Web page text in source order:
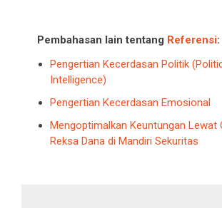
Pembahasan lain tentang Referensi:
Pengertian Kecerdasan Politik
Intelligence)
Pengertian Kecerdasan Emosional
Mengoptimalkan Keuntungan Lewat
Reksa Dana di Mandiri Sekuritas